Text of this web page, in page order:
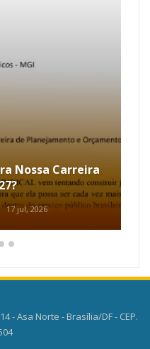
Nossa Carreira
17 jul, 2026
- Asa Norte - Brasília/DF - CEP.